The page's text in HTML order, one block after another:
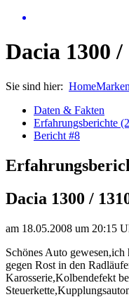
Dacia 1300
Sie sind hier: Home
Daten & Fakten
Erfahrungsberichte
Bericht #8
Dacia 1300 /
am 18.05.2008 um 20:15
Schönes Auto
gegen Rost in den
Karosserie,Kolbendefekt